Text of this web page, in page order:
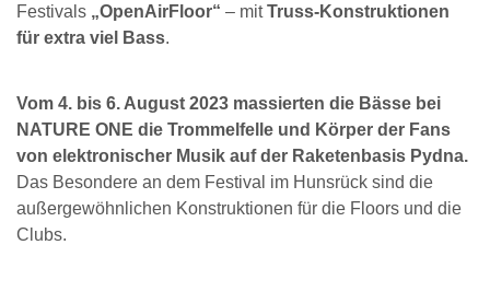
Festivals „OpenAirFloor“ – mitTruss-Konstruktionen
für extra viel Bass.
Vom 4. bis 6. August 2023 massierten die Bässe bei
NATURE ONE die Trommelfelle und Körper der Fans
von elektronischer Musik auf der Raketenbasis Pydna.
Das Besondere an dem Festival im Hunsrück sind die
außergewöhnlichen Konstruktionen für die Floors und die
Clubs.